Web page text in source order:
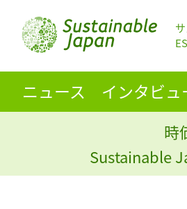
ニュース インタビュ
時
Sustainable